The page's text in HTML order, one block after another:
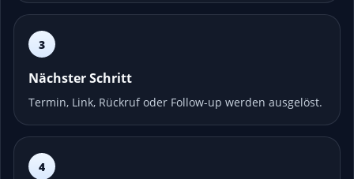
3
Nächster Schritt
Termin, Link, Rückruf oder Follow-up werden ausgelöst.
4